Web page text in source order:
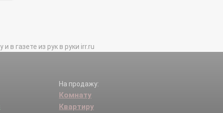
в газете из рук в руки irr.ru
На продажу:
Комнату
Квартиру